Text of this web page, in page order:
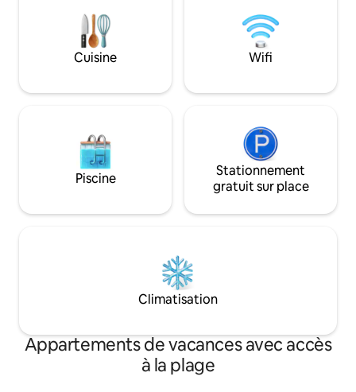
bois, véritable pièce de vie tournée vers
Cuisine Wifi
Piscine
Stationnement
gratuit sur place
Climatisation
Appartements de vacances avec accès
à la plage